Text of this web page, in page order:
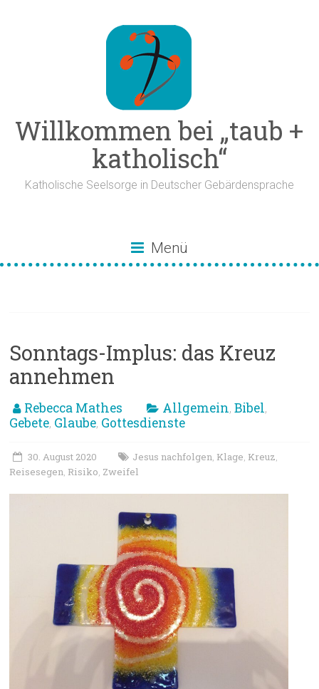
Willkommen bei „taub +
katholisch“
Katholische Seelsorge in Deutscher Gebärdensprache
Menü
Sonntags-Implus: das Kreuz
annehmen
Rebecca Mathes Allgemein,Bibel,
Gebete, Glaube, Gottesdienste
30. August 2020 Jesus nachfolgen, Klage, Kreuz,
Reisesegen, Risiko, Zweifel